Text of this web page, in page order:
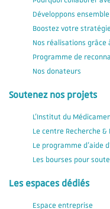
Développons
Boostez votre stratégie
Nos réalisations grâce
Programme de
Nos donateurs
Soutenez nos projets
L'Institut du
Le centre Recherche
Le programme d'aide
Les bourses pour
Les espaces dédiés
Espace entreprise